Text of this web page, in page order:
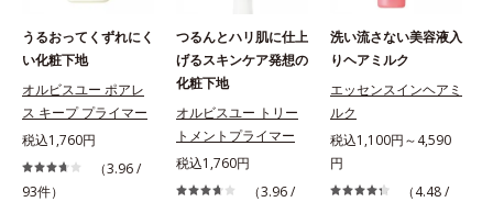
うるおってくずれにく
い化粧下地
オルビスユー ポアレ
ス キープ プライマー
税込1,760円
（3.96 /
93件）
つるんとハリ肌に仕上
げるスキンケア発想の
化粧下地
オルビスユー トリー
トメントプライマー
税込1,760円
（3.96 /
洗い流さない美容液入
りヘアミルク
エッセンスインヘアミ
ルク
税込1,100円～4,590
円
（4.48 /